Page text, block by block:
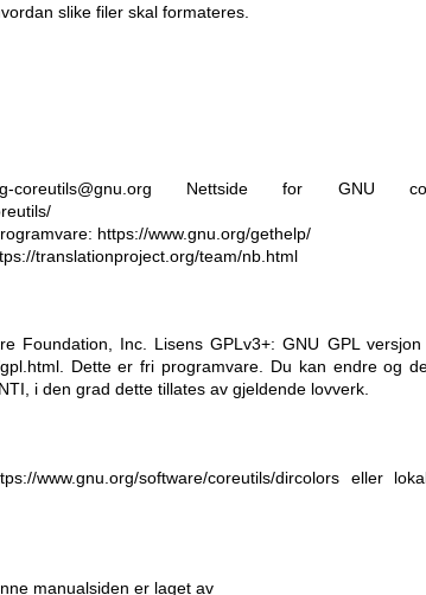
slike filer skal formateres.
Nettside for GNU
https://www.gnu.org/gethelp/
translationproject.org/team/nb.html
Foundation, Inc. Lisens GPLv3+: GNU GPL
. Dette er fri programvare. Du kan endre og
i den grad dette tillates av gjeldende lovverk.
www.gnu.org/software/coreutils/dircolors
eller
manualsiden er laget av